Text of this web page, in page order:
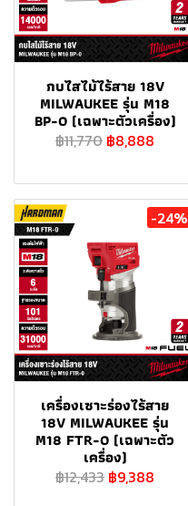
กบไสไม้ไร้สาย 18V
MILWAUKEE รุ่น M18
BP-0 (เฉพาะตัวเครื่อง)
฿11,770 ฿8,888
-24%
เครื่องเซาะร่องไร้สาย
18V MILWAUKEE รุ่น
M18 FTR-0 (เฉพาะตัว
เครื่อง)
฿12,433 ฿9,388